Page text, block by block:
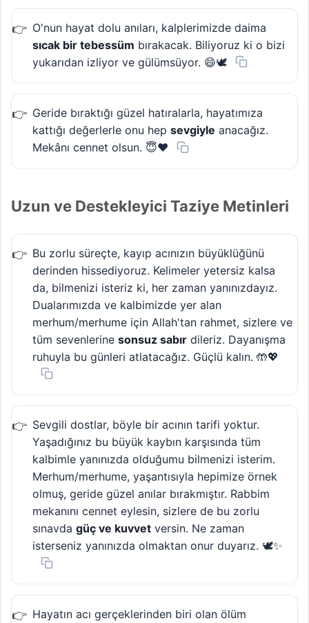
O'nun hayat dolu anıları, kalplerimizde daima
sıcak bir tebessüm bırakacak. Biliyoruz ki o bizi
yukarıdan izliyor ve gülümsüyor. 😄🕊️
Geride bıraktığı güzel hatıralarla, hayatımıza
kattığı değerlerle onu hep sevgiyle anacağız.
Mekânı cennet olsun. 😇❤️
Uzun ve Destekleyici Taziye Metinleri
Bu zorlu süreçte, kayıp acınızın büyüklüğünü
derinden hissediyoruz. Kelimeler yetersiz kalsa
da, bilmenizi isteriz ki, her zaman yanınızdayız.
Dualarımızda ve kalbimizde yer alan
merhum/merhume için Allah'tan rahmet, sizlere ve
tüm sevenlerine sonsuz sabır dileriz. Dayanışma
ruhuyla bu günleri atlatacağız. Güçlü kalın. 🤲💖
Sevgili dostlar, böyle bir acının tarifi yoktur.
Yaşadığınız bu büyük kaybın karşısında tüm
kalbimle yanınızda olduğumu bilmenizi isterim.
Merhum/merhume, yaşantısıyla hepimize örnek
olmuş, geride güzel anılar bırakmıştır. Rabbim
mekanını cennet eylesin, sizlere de bu zorlu
sınavda güç ve kuvvet versin. Ne zaman
isterseniz yanınızda olmaktan onur duyarız. 🕊️✨
Hayatın acı gerçeklerinden biri olan ölüm